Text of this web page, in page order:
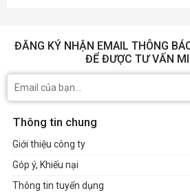
ĐĂNG KÝ NHẬN EMAIL THÔNG
ĐỂ ĐƯỢC TƯ VẤN
Thông tin chung
Giới thiệu công ty
Góp ý, Khiếu nại
Thông tin tuyển dụng